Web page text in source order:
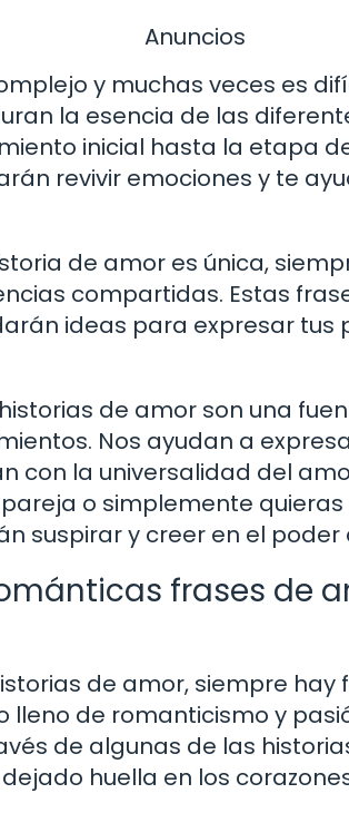
Anuncios
y muchas veces es
la esencia de las
inicial hasta la etapa
revivir emociones y te
de amor es única,
compartidas. Estas
ideas para expresar tus
de amor son una
Nos ayudan a
con la universalidad del
o simplemente
suspirar y creer en el poder
frases de
de amor, siempre
de romanticismo y
de algunas de las
huella en los